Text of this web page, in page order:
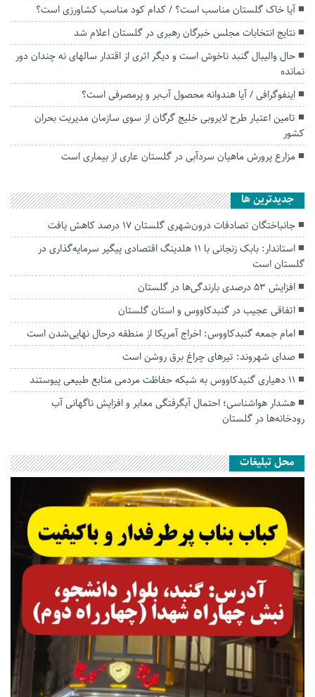
آیا خاک گلستان مناسب است؟ / کدام کود مناسب کشاورزی است؟
نتایج انتخابات مجلس خبرگان رهبری در گلستان اعلام شد
حال والیبال گنبد ناخوش است و دیگر اثری از اقتدار سالهای نه چندان دور
نمانده
اینفوگرافی / آیا هندوانه محصول آب‌بر و پرمصرفی است؟
تامین اعتبار طرح لایروبی خلیج گرگان از سوی سازمان مدیریت بحران
کشور
مزارع پرورش ماهیان سردآبی در گلستان عاری از بیماری است
جديدترين ها
جانباختگان تصادفات درون‌شهری گلستان ۱۷ درصد کاهش یافت
استاندار: بابک زنجانی با ۱۱ هلدینگ اقتصادی پیگیر سرمایه‌گذاری در
گلستان است
افزایش ۵۳ درصدی بارندگی‌ها در گلستان
اتفاقی عجیب در‌ گنبدکاووس و استان گلستان
امام جمعه گنبدکاووس: اخراج آمریکا از منطقه درحال نهایی‌شدن است
صدای شهروند: تیرهای چراغ برق روشن است
۱۱ دهیاری گنبدکاووس به شبکه حفاظت مردمی منابع طبیعی پیوستند
هشدار هواشناسی؛ احتمال آبگرفتگی معابر و افزایش ناگهانی آب
رودخانه‌ها در گلستان
محل تبلیغات